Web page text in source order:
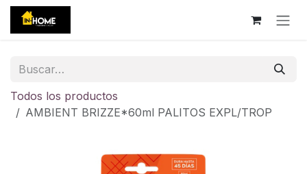
Ir al contenido
Todos los productos
AMBIENT BRIZZE*60ml PALITOS EXPL/TROP